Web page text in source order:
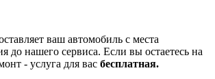
ваш автомобиль с места
до нашего сервиса. Если вы остаетесь на
- услуга для вас бесплатная.